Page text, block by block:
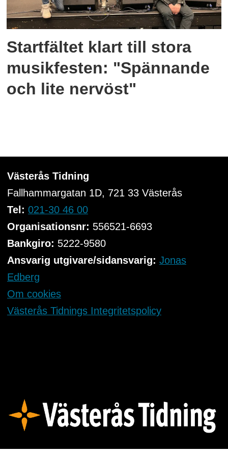
Startfältet klart till stora
musikfesten: "Spännande
och lite nervöst"
Västerås Tidning
Fallhammargatan 1D, 721 33Västerås
Tel: 021-30 46 00
Organisationsnr: 556521-6693
Bankgiro: 5222-9580
Ansvarig utgivare/sidansvarig: Jonas
Edberg
Om cookies
Västerås Tidnings Integritetspolicy